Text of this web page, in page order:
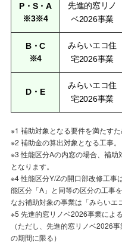
P・S・A
※3※4
先進的窓リノ
ベ2026事業
B・C
※4
みらいエコ住
宅2026事業
D・E
みらいエコ住
宅2026事業
※1 補助対象となる要件を満たすた
※2 補助金の算出対象となる工事。
※3 性能区分Aの内窓の場合、補助
となります。
※4 性能区分Y/Zの開口部改修工事
能区分「A」と同等の区分の工事
なお補助対象の事業は「みらいエ
※5 先進的窓リノベ2026事業によ
（ただし、先進的窓リノベ2026
の期間に限る）